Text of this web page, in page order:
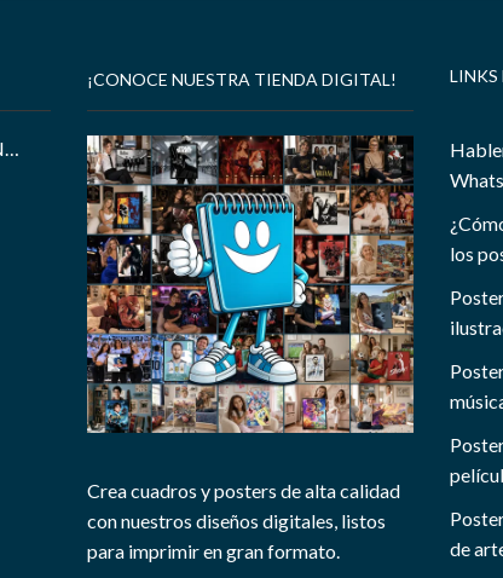
¡CONOCE NUESTRA TIENDA DIGITAL!
Crea cuadros y posters de alta calidad
con nuestros diseños digitales, listos
para imprimir en gran formato.
LINKS
los
de